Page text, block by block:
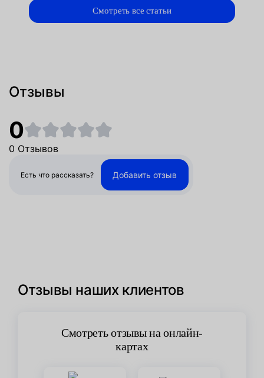
Смотреть все статьи
Отзывы
0
0 Отзывов
Есть что рассказать? Добавить отзыв
Отзывы наших клиентов
Смотреть отзывы на онлайн-
картах